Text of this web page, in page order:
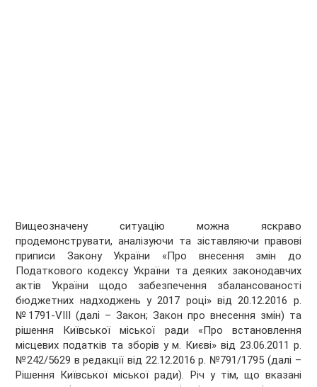
Вищеозначену ситуацію можна яскраво
продемонструвати, аналізуючи та зіставляючи правові
приписи Закону України «Про внесення змін до
Податкового кодексу України та деяких законодавчих
актів України щодо забезпечення збалансованості
бюджетних надходжень у 2017 році» від 20.12.2016 р.
№1791-VIII (далі – Закон; Закон про внесення змін) та
рішення Київської міської ради «Про встановлення
місцевих податків та зборів у м. Києві» від 23.06.2011 р.
№242/5629 в редакції від 22.12.2016 р. №791/1795 (далі –
Рішення Київської міської ради). Річ у тім, що вказані